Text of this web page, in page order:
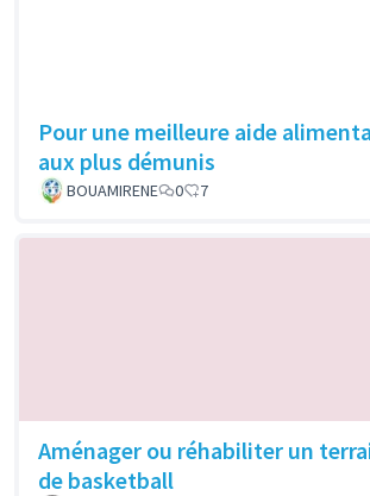
Pour une meilleure aide
aux plus démunis
BOUAMIRENE 0 7
Aménager ou réhabiliter un
de basketball